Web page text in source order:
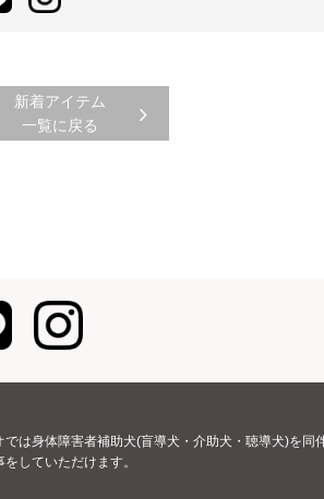
新着アイテム
一覧に戻る
では身体障害者補助犬(盲導犬・介助犬・聴導犬)を同
していただけます。